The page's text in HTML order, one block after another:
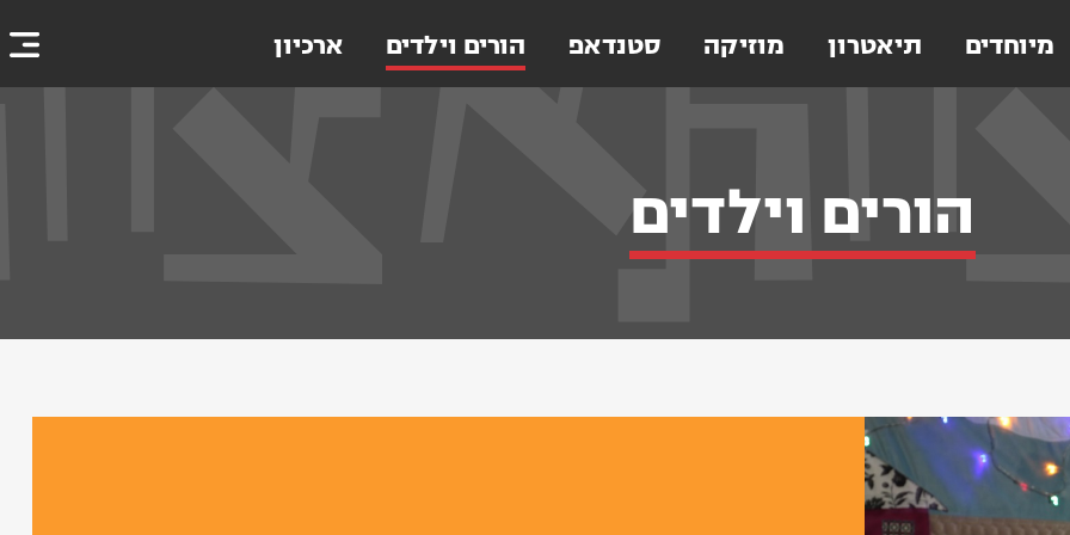
מיוחדים תיאטרון מוזיקה סטנדאפ הורים וילדים ארכיון
הורים וילדים